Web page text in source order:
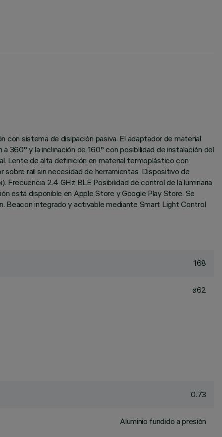
con sistema de disipación pasiva. El adaptador de material
y la inclinación de 160° con posibilidad de instalación del
Lente de alta definición en material termoplástico con
raíl sin necesidad de herramientas. Dispositivo de
2.4 GHz BLE Posibilidad de control de la luminaria
está disponible en Apple Store y Google Play Store. Se
Beacon integrado y activable mediante Smart Light Control
168
ø62
0.73
Aluminio fundido a presión